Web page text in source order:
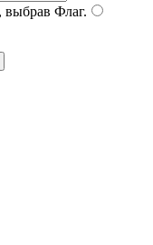
выбрав Флаг.